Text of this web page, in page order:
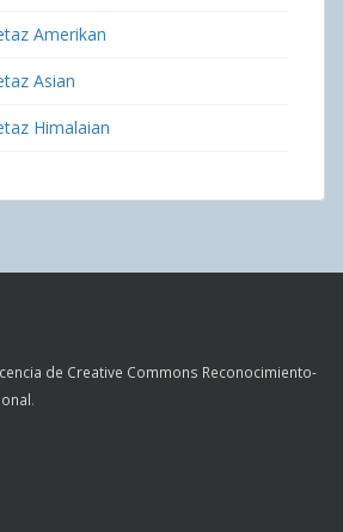
Amerikan
Asian
Himalaian
de Creative Commons Reconocimiento-
.